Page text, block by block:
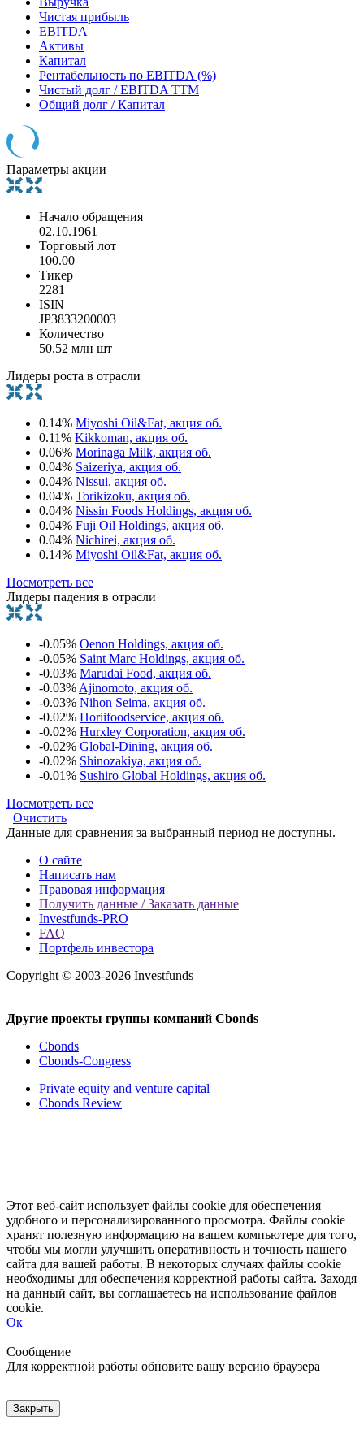
Чистая прибыль
EBITDA
Активы
Капитал
Рентабельность по EBITDA (%)
Чистый долг / EBITDA TTM
Общий долг / Капитал
Параметры акции
Начало обращения
02.10.1961
Торговый лот
100.00
Тикер
2281
ISIN
JP3833200003
Количество
50.52 млн шт
Лидеры роста в отрасли
0.14% Miyoshi Oil&Fat, акция об.
0.11% Kikkoman, акция об.
0.06% Morinaga Milk, акция об.
0.04% Saizeriya, акция об.
0.04% Nissui, акция об.
0.04% Torikizoku, акция об.
0.04% Nissin Foods Holdings, акция об.
0.04% Fuji Oil Holdings, акция об.
0.04% Nichirei, акция об.
0.14% Miyoshi Oil&Fat, акция об.
Посмотреть все
Лидеры падения в отрасли
-0.05% Oenon Holdings, акция об.
-0.05% Saint Marc Holdings, акция об.
-0.03% Marudai Food, акция об.
-0.03% Ajinomoto, акция об.
-0.03% Nihon Seima, акция об.
-0.02% Horiifoodservice, акция об.
-0.02% Hurxley Corporation, акция об.
-0.02% Global-Dining, акция об.
-0.02% Shinozakiya, акция об.
-0.01% Sushiro Global Holdings, акция об.
Посмотреть все
Очистить
Данные для сравнения за выбранный период не доступны.
О сайте
Написать нам
Правовая информация
Получить данные / Заказать данные
Investfunds-PRO
FAQ
Портфель инвестора
Copyright © 2003-2026 Investfunds
Другие проекты группы компаний Cbonds
Cbonds
Cbonds-Congress
Private equity and venture capital
Cbonds Review
Этот веб-сайт использует файлы cookie для обеспечения
удобного и персонализированного просмотра. Файлы cookie
хранят полезную информацию на вашем компьютере для того,
чтобы мы могли улучшить оперативность и точность нашего
сайта для вашей работы. В некоторых случаях файлы cookie
необходимы для обеспечения корректной работы сайта. Заходя
на данный сайт, вы соглашаетесь на использование файлов
cookie.
Ок
Сообщение
Для корректной работы обновите вашу версию браузера
Закрыть